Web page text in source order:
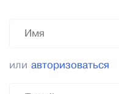
или авторизоваться